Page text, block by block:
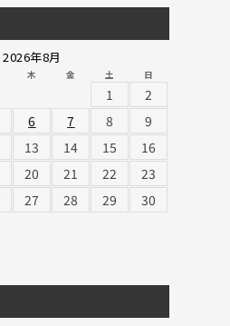
2026年8月
木 金 土 日
1
2
6 7 8
9
13 14 15
16
20 21 22
23
27 28 29
30